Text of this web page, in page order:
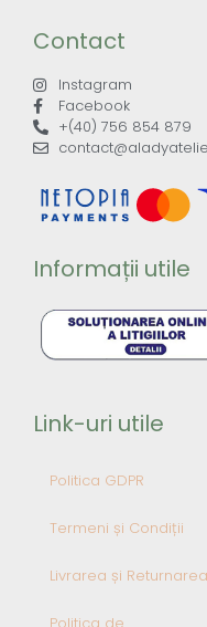
Contact
Instagram
Facebook
+(40) 756 854 879
Informații utile
Link-uri utile
Politica GDPR
Termeni și Condiții
Livrarea și Returnarea
Politica de